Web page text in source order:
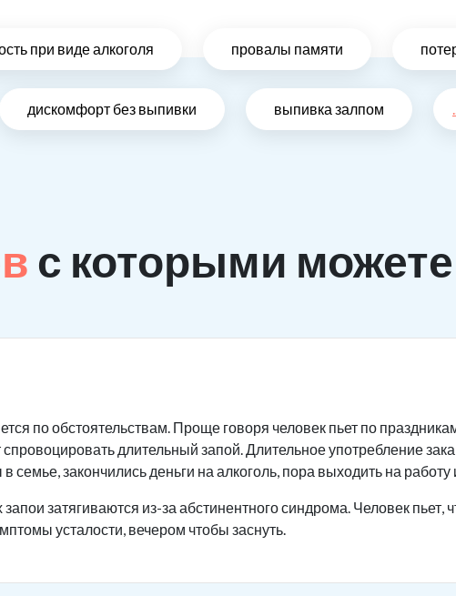
при виде алкоголя провалы памяти
дискомфорт без выпивки выпивка залпом
с которыми
по обстоятельствам. Проще говоря человек пьет по
длительный запой. Длительное употребление
семье, закончились деньги на алкоголь, пора выходить на работу
затягиваются из-за абстинентного синдрома. Человек пьет,
усталости, вечером чтобы заснуть.